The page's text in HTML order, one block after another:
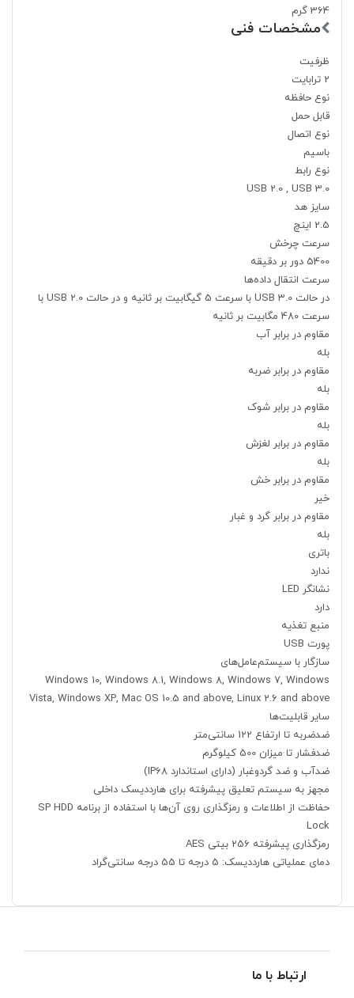
364 گرم
مشخصات فنی
ظرفیت
2 ترابایت
نوع حافظه
قابل حمل
نوع اتصال
باسیم
نوع رابط
USB 2.0 , USB 3.0
سایز هد
2.5 اینچ
سرعت چرخش
5400 دور بر دقیقه
سرعت انتقال داده‌ها
در حالت USB 3.0 با سرعت 5 گیگابیت بر ثانیه و در حالت USB 2.0 با
سرعت 480 مگابیت بر ثانیه
مقاوم در برابر آب
بله
مقاوم در برابر ضربه
بله
مقاوم در برابر شوک
بله
مقاوم در برابر لغزش
بله
مقاوم در برابر خش
خیر
مقاوم در برابر گرد و غبار
بله
باتری
ندارد
نشانگر LED
دارد
منبع تغذیه
پورت USB
سازگار با سیستم‌عامل‌های
Windows 10, Windows 8.1, Windows 8, Windows 7, Windows
Vista, Windows XP, Mac OS 10.5 and above, Linux 2.6 and above
سایر قابلیت‌ها
ضدضربه تا ارتفاع 122 سانتی‌متر
ضدفشار تا میزان 500 کیلوگرم
ضدآب و ضد گردوغبار (دارای استاندارد IP68)
مجهز به سیستم تعلیق پیشرفته برای هارددیسک داخلی
حفاظت از اطلاعات و رمزگذاری روی آن‌ها با استفاده از برنامه SP HDD
Lock
رمزگذاری پیشرفته 256 بیتی AES
دمای عملیاتی هارددیسک: 5 درجه تا 55 درجه سانتی‌گراد
ارتباط با ما